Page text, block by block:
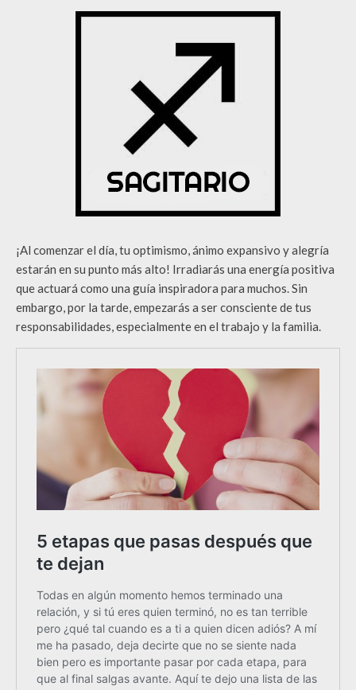
¡Al comenzar el día, tu optimismo, ánimo expansivo y alegría
estarán en su punto más alto! Irradiarás una energía positiva
que actuará como una guía inspiradora para muchos. Sin
embargo, por la tarde, empezarás a ser consciente de tus
responsabilidades, especialmente en el trabajo y la familia.